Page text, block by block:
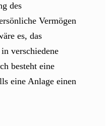
des
Vermögen
es, das
verschiedene
besteht eine
eine Anlage einen